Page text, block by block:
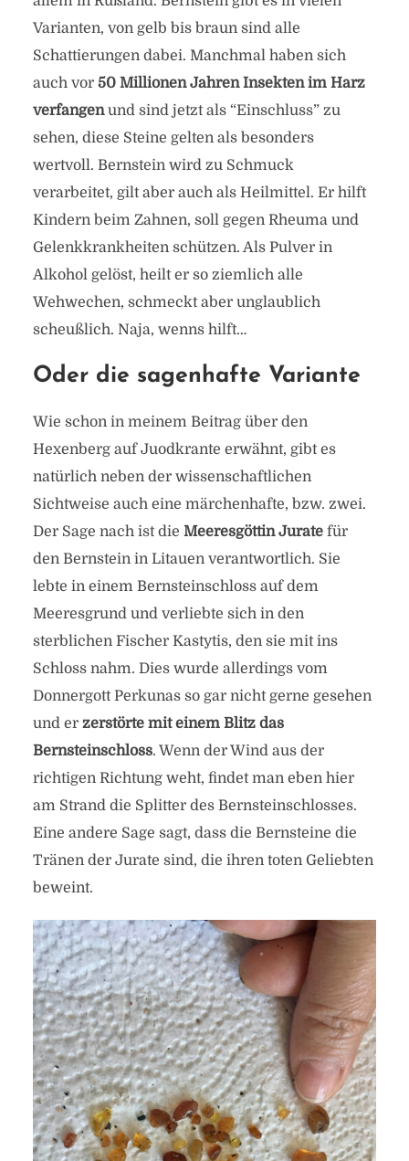
Varianten, von gelb bis braun sind alle
Schattierungen dabei. Manchmal haben sich
auch vor 50 Millionen Jahren Insekten im Harz
verfangenund sind jetzt als “Einschluss” zu
sehen, diese Steine gelten als besonders
wertvoll. Bernstein wird zu Schmuck
verarbeitet, gilt aber auch als Heilmittel. Er hilft
Kindern beim Zahnen, soll gegen Rheuma und
Gelenkkrankheiten schützen. Als Pulver in
Alkohol gelöst, heilt er so ziemlich alle
Wehwechen, schmeckt aber unglaublich
scheußlich. Naja, wenns hilft…
Oder die sagenhafte Variante
Wie schon in meinem Beitrag über den
Hexenberg auf Juodkrante erwähnt, gibt es
natürlich neben der wissenschaftlichen
Sichtweise auch eine märchenhafte, bzw. zwei.
Der Sage nach ist die Meeresgöttin Juratefür
den Bernstein in Litauen verantwortlich. Sie
lebte in einem Bernsteinschloss auf dem
Meeresgrund und verliebte sich in den
sterblichen Fischer Kastytis, den sie mit ins
Schloss nahm. Dies wurde allerdings vom
Donnergott Perkunas so gar nicht gerne gesehen
und er zerstörte mit einem Blitz das
Bernsteinschloss. Wenn der Wind aus der
richtigen Richtung weht, findet man eben hier
am Strand die Splitter des Bernsteinschlosses.
Eine andere Sage sagt, dass die Bernsteine die
Tränen der Jurate sind, die ihren toten Geliebten
beweint.